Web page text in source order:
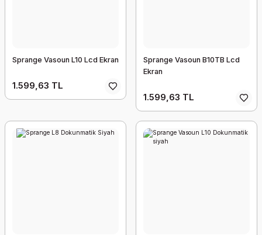
Sprange Vasoun L10 Lcd Ekran
1.599,63 TL
Sprange Vasoun B10TB Lcd
Ekran
1.599,63 TL